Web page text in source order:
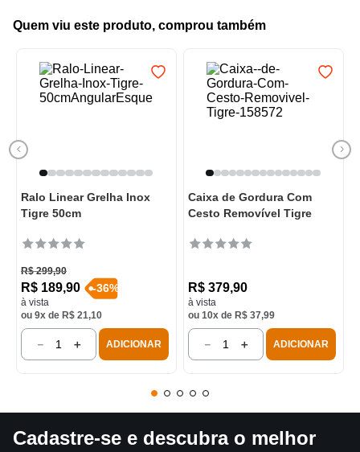
Quem viu este produto, comprou também
Ralo Linear Grelha Inox
Tigre 50cm
R$ 299,90
R$ 189,90
à vista
-36%
ou 9x de R$ 21,10
＋
－ ADICIONAR
Caixa de Gordura Com
Cesto Removível Tigre
R$ 379,90
à vista
ou 10x de R$ 37,99
＋
－ ADICIONAR
Cadastre-se e descubra o melhor